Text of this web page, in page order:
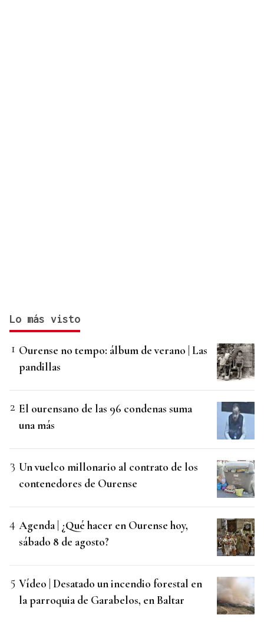
Lo más visto
Ourense no tempo: álbum de verano | Las
pandillas
El ourensano de las 96 condenas suma
una más
Un vuelco millonario al contrato de los
contenedores de Ourense
Agenda | ¿Qué hacer en Ourense hoy,
sábado 8 de agosto?
Vídeo | Desatado un incendio forestal en
la parroquia de Garabelos, en Baltar